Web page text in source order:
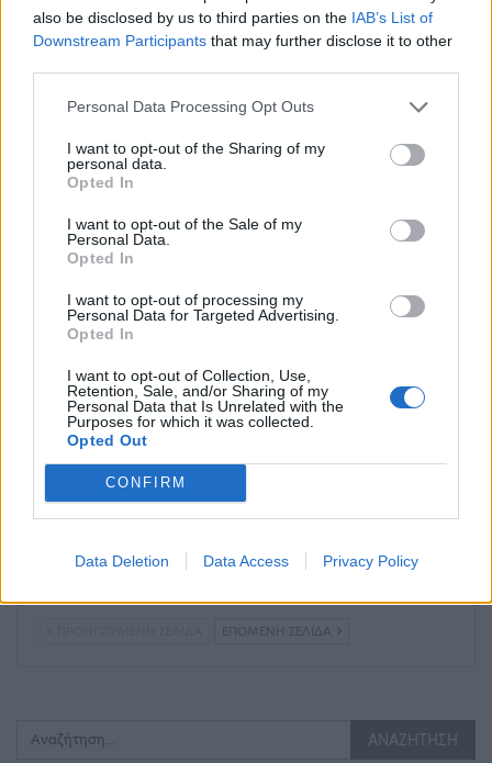
also be disclosed by us to third parties on the IAB’s List of
Downstream Participants that may further disclose it to other
Personal Data Processing Opt Outs
I want to opt-out of the Sharing of my
personal data.
Opted In
I want to opt-out of the Sale of my
Personal Data.
Opted In
I want to opt-out of processing my
Personal Data for Targeted Advertising.
Opted In
I want to opt-out of Collection, Use,
Retention, Sale, and/or Sharing of my
Personal Data that Is Unrelated with the
Purposes for which it was collected.
Opted Out
CONFIRM
Data Deletion Data Access Privacy Policy
Μπορεί επίσης να σε ενδιαφέρει
ανεργία το β’ τρίμηνο
εφέτος
ΠΕΝΕΝ: Δεμένα τα
πλοία στα λιμάνια
ΟΙΚΟΝΟΜΊΑ
Ούρσουλα φον ντερ
δοθούν έως και 2,2 δις
ΕΛΛΆΔΑ
Δικαίωση του δήμου
Ελεγκτικό Συνέδριο
ΕΠΌΜΕΝΗ ΣΕΛΊΔΑ